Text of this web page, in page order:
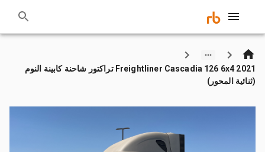
2021 Freightliner Cascadia 126 6x4 تراكتور شاحنة كابينة النوم
(ثنائية المحور)